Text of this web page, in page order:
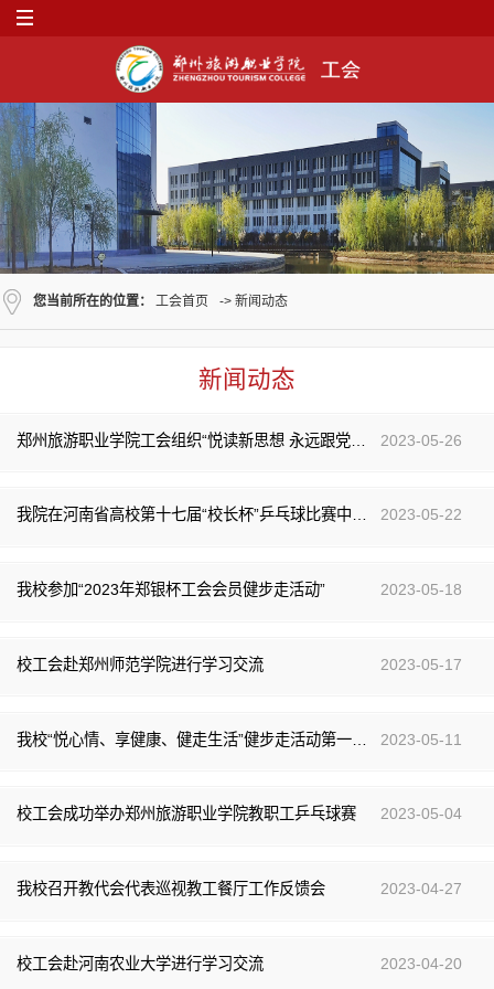
您当前所在的位置： 工会首页 -> 新闻动态
新闻动态
郑州旅游职业学院工会组织“悦读新思想 永远跟党走”经典诵读活动 2023-05-26
我院在河南省高校第十七届“校长杯”乒乓球比赛中再创佳绩 2023-05-22
我校参加“2023年郑银杯工会会员健步走活动” 2023-05-18
校工会赴郑州师范学院进行学习交流 2023-05-17
我校“悦心情、享健康、健走生活”健步走活动第一阶段取得圆满成功 2023-05-11
校工会成功举办郑州旅游职业学院教职工乒乓球赛 2023-05-04
我校召开教代会代表巡视教工餐厅工作反馈会 2023-04-27
校工会赴河南农业大学进行学习交流 2023-04-20